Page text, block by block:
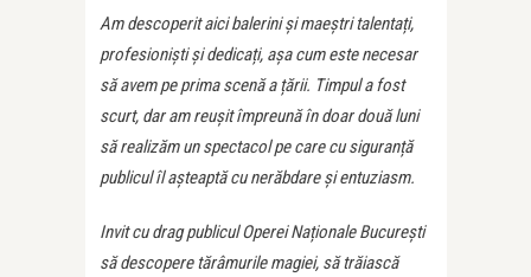
Am descoperit aici balerini și maeștri talentați,
profesioniști și dedicați, așa cum este necesar
să avem pe prima scenă a țării. Timpul a fost
scurt, dar am reușit împreună în doar două luni
să realizăm un spectacol pe care cu siguranță
publicul îl așteaptă cu nerăbdare și entuziasm.
Invit cu drag publicul Operei Naționale București
să descopere tărâmurile magiei, să trăiască